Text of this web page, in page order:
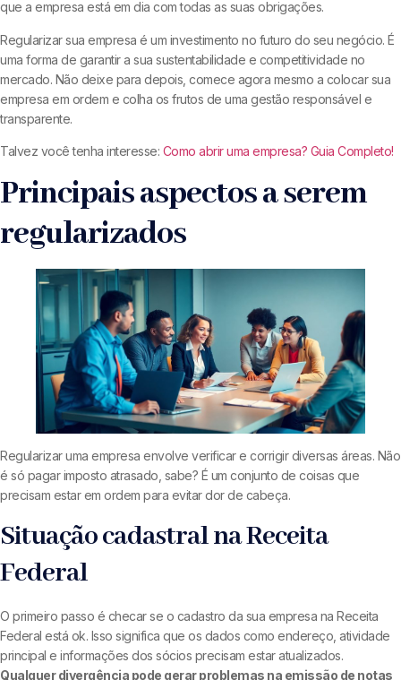
que a empresa está em dia com todas as suas obrigações.
Regularizar sua empresa é um investimento no futuro do seu negócio. É
uma forma de garantir a sua sustentabilidade e competitividade no
mercado. Não deixe para depois, comece agora mesmo a colocar sua
empresa em ordem e colha os frutos de uma gestão responsável e
transparente.
Talvez você tenha interesse: Como abrir uma empresa? Guia Completo!
Principais aspectos a serem
regularizados
Regularizar uma empresa envolve verificar e corrigir diversas áreas. Não
é só pagar imposto atrasado, sabe? É um conjunto de coisas que
precisam estar em ordem para evitar dor de cabeça.
Situação cadastral na Receita
Federal
O primeiro passo é checar se o cadastro da sua empresa na Receita
Federal está ok. Isso significa que os dados como endereço, atividade
principal e informações dos sócios precisam estar atualizados.
Qualquer divergência pode gerar problemas na emissão de notas